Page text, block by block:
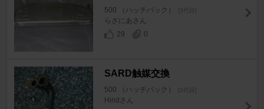
500 （ハッチバック） [3代目]
らざにあさん
29
0
SARD触媒交換
500 （ハッチバック） [3代目]
Hindさん